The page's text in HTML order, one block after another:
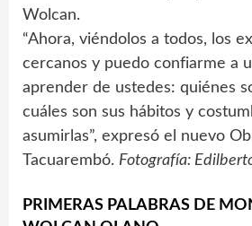
Wolcan.
“Ahora, viéndolos a todos, los
cercanos y puedo confiarme a
aprender de ustedes: quiénes
cuáles son sus hábitos y
asumirlas”, expresó el nuevo
Tacuarembó. Fotografía:
PRIMERAS PALABRAS DE